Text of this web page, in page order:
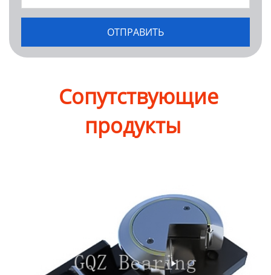
Сопутствующие
продукты